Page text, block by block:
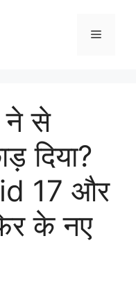
Menu
ने से
दिया?
17 और
के नए